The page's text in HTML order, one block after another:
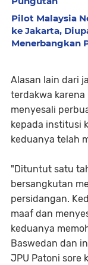
Pilot Malaysia
ke Jakarta,
Menerbangkan
Alasan lain dari
terdakwa
menyesali
kepada institusi
keduanya telah
"Dituntut satu
bersangkutan
persidangan.
maaf dan
keduanya
Baswedan dan
JPU Patoni sore